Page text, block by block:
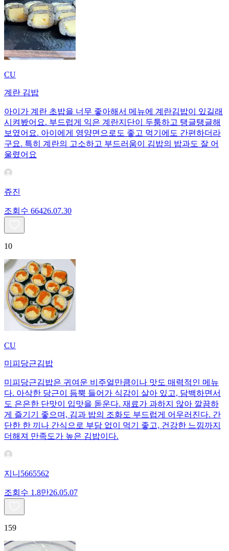
CU
계란 김밥
아이가 계란 초밥을 너무 좋아해서 메뉴에 계란김밥이 있길래
시켜봤어요. 부드럽게 익은 계란지단이 두툼하고 탱글탱글해
보였어요. 아이에게 영양면으로도 좋고 먹기에도 간편하더라
구요. 특히 계란의 고소하고 부드러움이 김밥의 밥과도 잘 어
울렸어요
쥬진
조회수 66426.07.30
10
CU
미피당근김밥
미피당근김밥은 귀여운 비주얼만큼이나 맛도 매력적인 메뉴
다. 아삭한 당근이 듬뿍 들어가 식감이 살아 있고, 담백하면서
도 은은한 단맛이 입맛을 돋운다. 재료가 과하지 않아 깔끔하
게 즐기기 좋으며, 김과 밥의 조화도 부드럽게 어우러진다. 간
단한 한 끼나 간식으로 부담 없이 먹기 좋고, 건강한 느낌까지
더해져 만족도가 높은 김밥이다.
지니5665562
조회수 1.8만26.05.07
159